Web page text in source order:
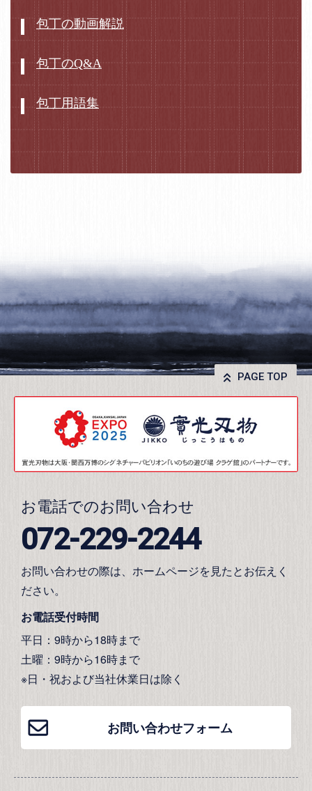
包丁の動画解説
包丁のQ&A
包丁用語集
PAGE TOP
お電話でのお問い合わせ
072-229-2244
お問い合わせの際は、ホームページを見たとお伝えく
ださい。
お電話受付時間
平日：9時から18時まで
土曜：9時から16時まで
※日・祝および当社休業日は除く
お問い合わせフォーム